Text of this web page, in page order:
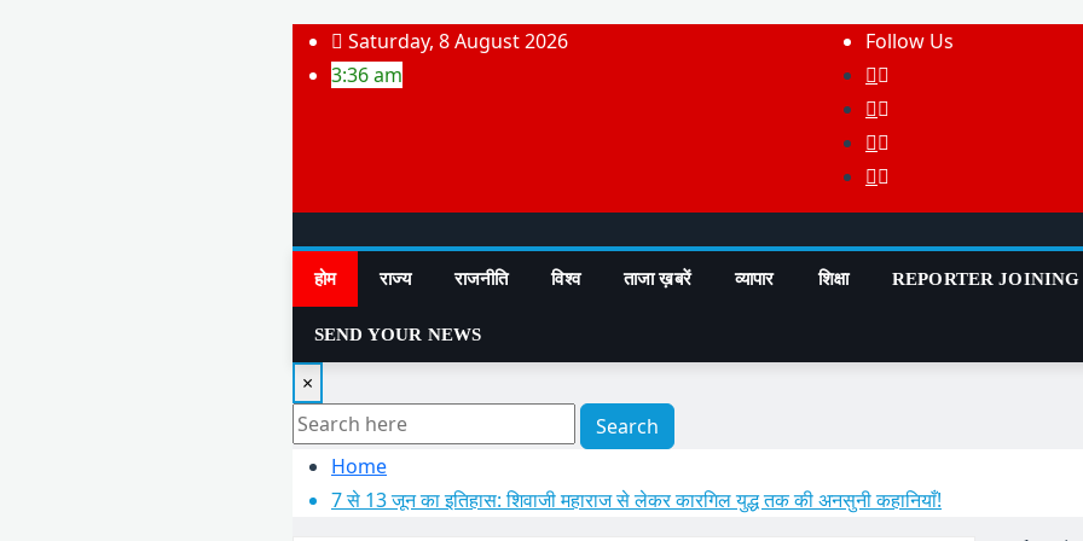
Skip
to
Saturday, 8 August 2026
3:36 am
Follow Us
होम राज्य राजनीति विश्व ताजा ख़बरें व्यापार शिक्षा REPORTER
SEND YOUR NEWS
×
Search
Home
7 से 13 जून का इतिहास: शिवाजी महाराज से लेकर कारगिल युद्ध तक की अनसुनी कहानियाँ!